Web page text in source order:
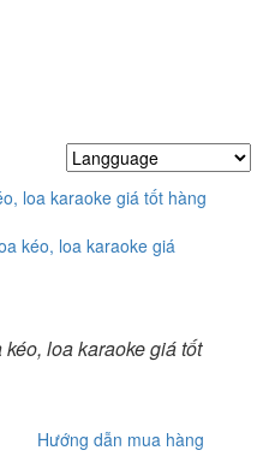
Hướng dẫn mua hàng